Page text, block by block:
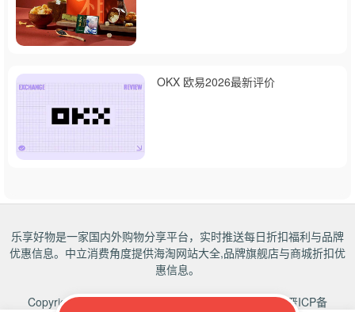
OKX 欧易2026最新评价
乐享好物是一家国内外购物分享平台，实时推送每日折扣福利与品牌
优惠信息。中立消费角度提供海淘网站大全,品牌旗舰店与商城折扣优
惠信息。
Copyrights 2018-2027乐享好物All rights reserved.晋ICP备